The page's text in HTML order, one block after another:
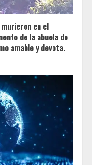
en el
de la abuela de
amable y devota.